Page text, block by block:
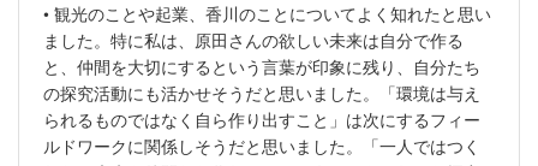
• 観光のことや起業、香川のことについてよく知れたと思い
ました。特に私は、原田さんの欲しい未来は自分で作る
と、仲間を大切にするという言葉が印象に残り、自分たち
の探究活動にも活かせそうだと思いました。「環境は与え
られるものではなく自ら作り出すこと」は次にするフィー
ルドワークに関係しそうだと思いました。「一人ではつく